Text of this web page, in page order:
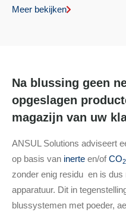
Meer bekijken
Na blussing geen
opgeslagen
magazijn van uw
ANSUL Solutions adviseert
op basis van inerte en/ofCO2
zonder enig residu en is
apparatuur. Dit in
blussystemen met poeder,